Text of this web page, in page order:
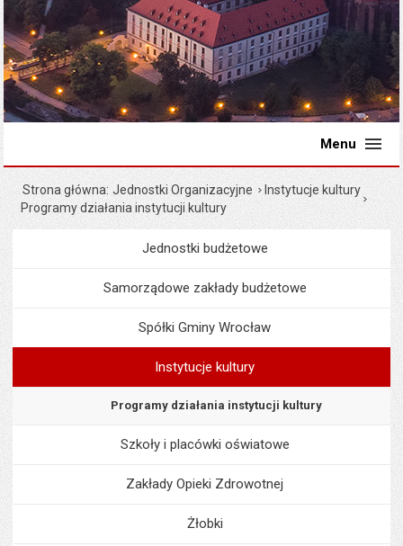
Menu
Strona główna Jednostki Organizacyjne
Instytucje kultury
Programy działania instytucji kultury
MenuJednostki Organizacyjne
Jednostki budżetowe
Samorządowe zakłady budżetowe
Spółki Gminy Wrocław
Instytucje kultury
Programy działania instytucji kultury
Szkoły i placówki oświatowe
Zakłady Opieki Zdrowotnej
Żłobki